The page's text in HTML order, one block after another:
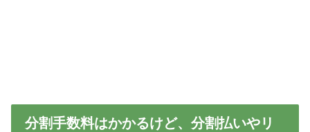
分割手数料はかかるけど、分割払いやリ